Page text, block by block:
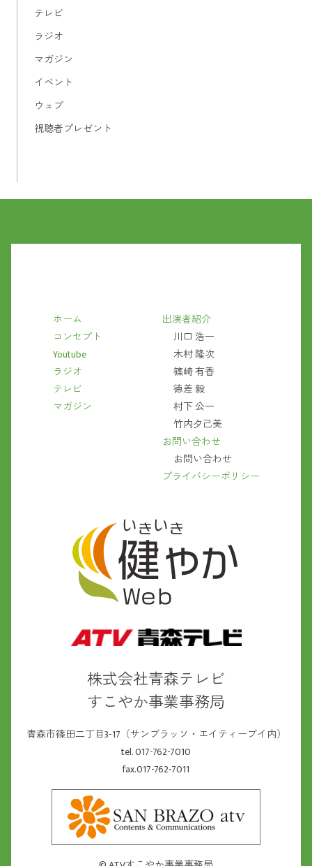
テレビ
ラジオ
マガジン
イベント
ウェブ
視聴者プレゼント
株式会社青森テレビ
すこやか事業事務局
青森市篠田二丁目3-17（サンブラッソ・エイティーブイ内）
tel. 017-762-7010
fax.017-762-7011
ホーム
コンセプト
Youtube
ラジオ
テレビ
マガジン
出演者紹介
川口 浩一
木村 隆次
篠崎 有香
徳差 毅
村下 公一
竹内夕己美
お問い合わせ
お問い合わせ
プライバシーポリシー